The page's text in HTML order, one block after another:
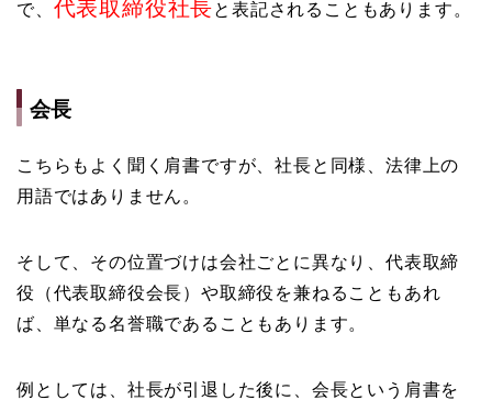
で、 代表取締役社長と表記されることもあります。
会長
こちらもよく聞く肩書ですが、社長と同様、法律上の
用語ではありません。
そして、その位置づけは会社ごとに異なり、代表取締
役（代表取締役会長）や取締役を兼ねることもあれ
ば、単なる名誉職であることもあります。
例としては、社長が引退した後に、会長という肩書を